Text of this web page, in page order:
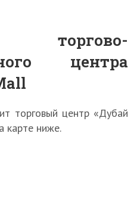
торгово-
центра
торговый центр «Дубай
карте ниже.